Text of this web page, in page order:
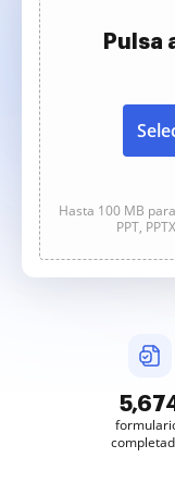
Pulsa
Hasta 100 MB
PPT,